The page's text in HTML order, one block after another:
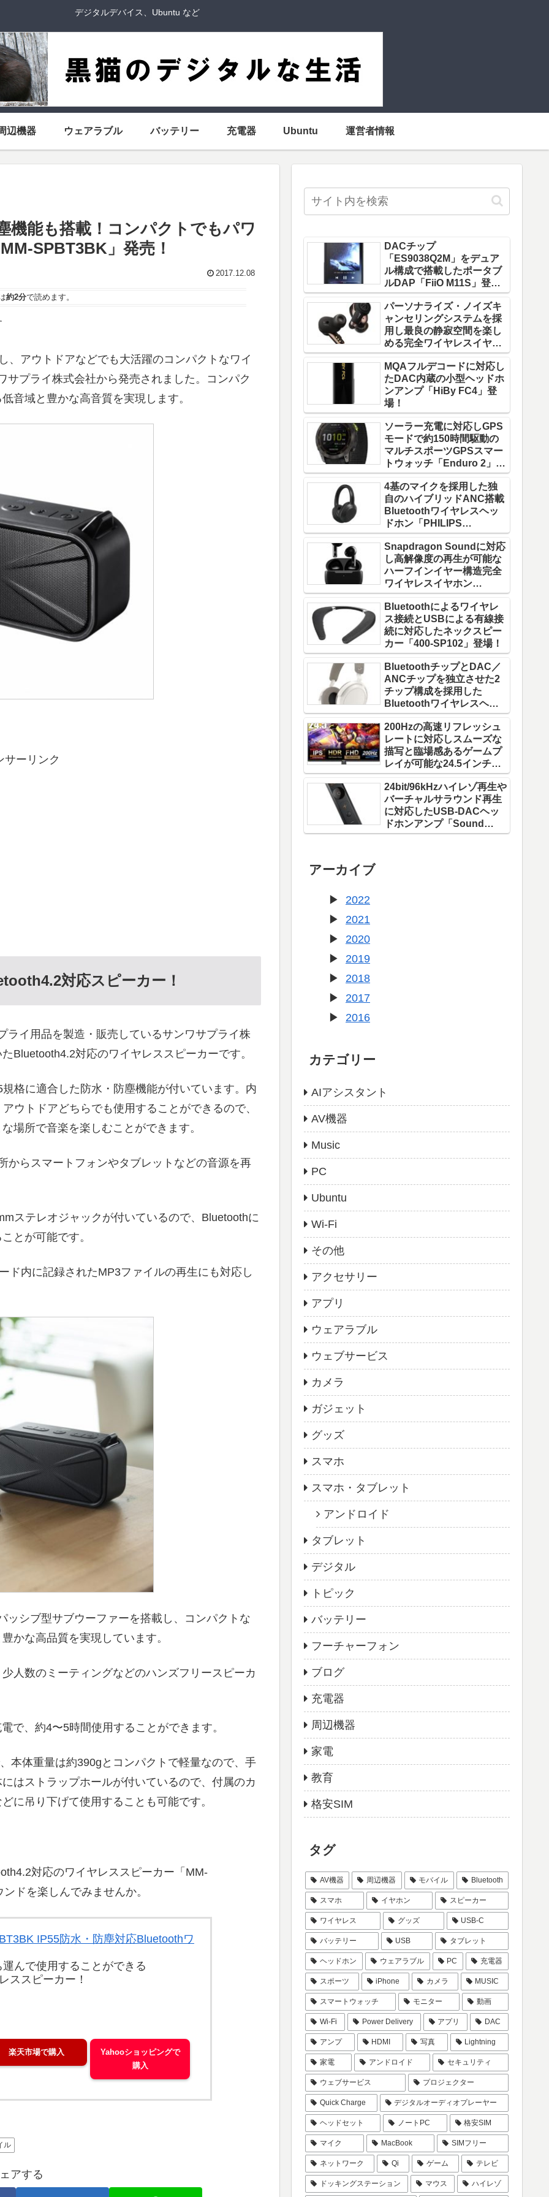
デジタルデバイス、Ubuntu など
辺機器 ウェアラブル バッテリー 充電器 Ubuntu 運営者情報
機能も搭載！コンパクトでもパワ
SPBT3BK」発売！
2017.12.08
約2分で読めます。
、アウトドアなどでも大活躍のコンパクトなワイ
プライ株式会社から発売されました。コンパク
音域と豊かな高音質を実現します。
サーリンク
対応スピーカー！
ライ用品を製造・販売しているサンワサプライ株
Bluetooth4.2対応のワイヤレススピーカーです。
格に適合した防水・防塵機能が付いています。内
ウトドアどちらでも使用することができるので、
場所で音楽を楽しむことができます。
からスマートフォンやタブレットなどの音源を再
ステレオジャックが付いているので、Bluetoothに
とが可能です。
ド内に記録されたMP3ファイルの再生にも対応し
シブ型サブウーファーを搭載し、コンパクトな
かな高品質を実現しています。
人数のミーティングなどのハンズフリースピーカ
で、約4〜5時間使用することができます。
本体重量は約390gとコンパクトで軽量なので、手
はストラップホールが付いているので、付属のカ
に吊り下げて使用することも可能です。
対応のワイヤレススピーカー「MM-
ドを楽しんでみませんか。
IP55防水・防塵対応Bluetoothワ
んで使用することができる
ススピーカー！
楽天市場で購入
Yahooショッピングで
購入
ル
アする
DACチップ
「ES9038Q2M」をデュア
ル構成で搭載したポータブ
ルDAP「FiiO M11S」登
場！
パーソナライズ・ノイズキ
ャンセリングシステムを採
用し最良の静寂空間を楽し
める完全ワイヤレスイヤホ
ン「ATH-TWX9」登場！
MQAフルデコードに対応し
たDAC内蔵の小型ヘッドホ
ンアンプ「HiBy FC4」登
場！
ソーラー充電に対応しGPS
モードで約150時間駆動の
マルチスポーツGPSスマー
トウォッチ「Enduro 2」登
場！
4基のマイクを採用した独
自のハイブリッドANC搭載
Bluetoothワイヤレスヘッ
ドホン「PHILIPS
TAH8856」登場！
Snapdragon Soundに対応
し高解像度の再生が可能な
ハーフインイヤー構造完全
ワイヤレスイヤホン
「W220T」登場！
Bluetoothによるワイヤレ
ス接続とUSBによる有線接
続に対応したネックスピー
カー「400-SP102」登場！
BluetoothチップとDAC／
ANCチップを独立させた2
チップ構成を採用した
Bluetoothワイヤレスヘッ
ドホン「MOMENTUM 4
Wireless」登場！
200Hzの高速リフレッシュ
レートに対応しスムーズな
描写と臨場感あるゲームプ
レイが可能な24.5インチゲ
ーミングモニター「FFF-
LD25G5」登場！
24bit/96kHzハイレゾ再生や
バーチャルサラウンド再生
に対応したUSB-DACヘッ
ドホンアンプ「Sound
Blaster X1」登場！
アーカイブ
2022
2021
2020
2019
2018
2017
2016
カテゴリー
AIアシスタント
AV機器
Music
PC
Ubuntu
Wi-Fi
その他
アクセサリー
アプリ
ウェアラブル
ウェブサービス
カメラ
ガジェット
グッズ
スマホ
スマホ・タブレット
アンドロイド
タブレット
デジタル
トピック
バッテリー
フーチャーフォン
ブログ
充電器
周辺機器
家電
教育
格安SIM
タグ
AV機器 周辺機器 モバイル Bluetooth
スマホ イヤホン スピーカー
ワイヤレス グッズ USB-C
バッテリー USB タブレット
ヘッドホン ウェアラブル PC 充電器
スポーツ iPhone カメラ MUSIC
スマートウォッチ モニター 動画
Wi-Fi Power Delivery アプリ DAC
アンプ HDMI 写真 Lightning
家電 アンドロイド セキュリティ
ウェブサービス プロジェクター
Quick Charge デジタルオーディオプレーヤー
ヘッドセット ノートPC 格安SIM
マイク MacBook SIMフリー
ネットワーク Qi ゲーム テレビ
ドッキングステーション マウス ハイレゾ